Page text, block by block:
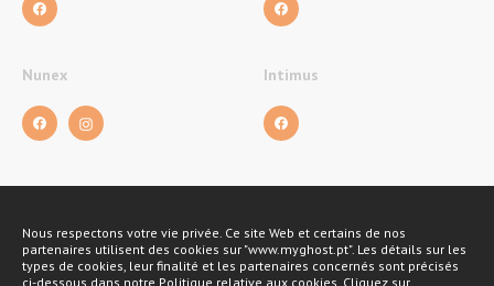
Nunex Intimus
Métodos de pagamento
Nous respectons votre vie privée. Ce site Web et certains de nos
partenaires utilisent des cookies sur "www.myghost.pt". Les détails sur les
types de cookies, leur finalité et les partenaires concernés sont précisés
ci-dessous dans notre Politique relative aux cookies. Cliquez sur